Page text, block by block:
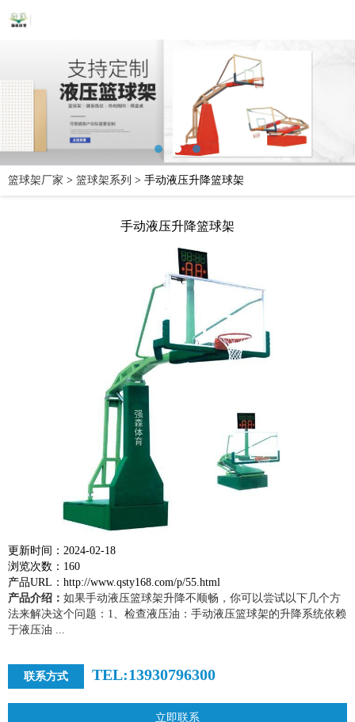
篮球架厂家 > 篮球架系列 > 手动液压升降篮球架
手动液压升降篮球架
更新时间：2024-02-18
浏览次数：160
产品URL：http://www.qsty168.com/p/55.html
产品介绍： 如果手动液压篮球架升降不顺畅，你可以尝试以下几个方
法来解决这个问题：1、检查液压油：手动液压篮球架的升降系统依赖
于液压油 ...
联系方式 TEL:13930796300
立即联系